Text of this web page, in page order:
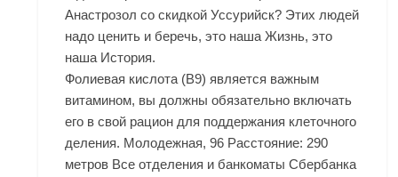
Анастрозол со скидкой Уссурийск? Этих людей
надо ценить и беречь, это наша Жизнь, это
наша История.
Фолиевая кислота (В9) является важным
витамином, вы должны обязательно включать
его в свой рацион для поддержания клеточного
деления. Молодежная, 96 Расстояние: 290
метров Все отделения и банкоматы Сбербанка